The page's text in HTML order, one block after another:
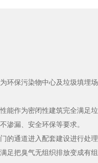
环保污染物中心及垃圾填埋场
能作为密闭性建筑完全满足垃
渗漏、安全环保等要求。
的通道进入配套建设进行处理
足把臭气无组织排放变成有组